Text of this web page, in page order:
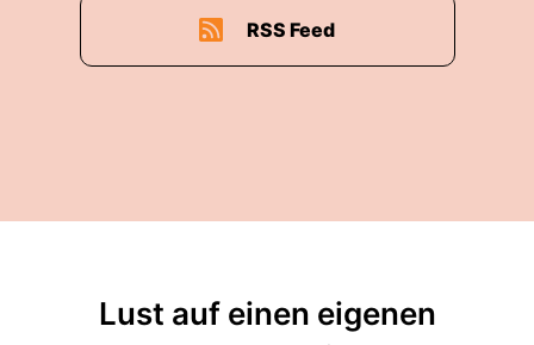
RSS Feed
Lust auf einen eigenen